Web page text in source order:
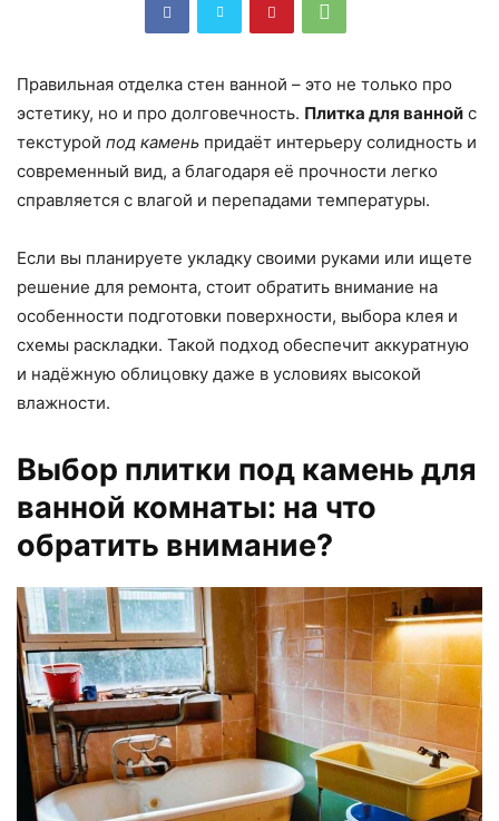
Правильная отделка стен ванной – это не только про
эстетику, но и про долговечность. Плитка для ванной с
текстурой под камень придаёт интерьеру солидность и
современный вид, а благодаря её прочности легко
справляется с влагой и перепадами температуры.
Если вы планируете укладку своими руками или ищете
решение для ремонта, стоит обратить внимание на
особенности подготовки поверхности, выбора клея и
схемы раскладки. Такой подход обеспечит аккуратную
и надёжную облицовку даже в условиях высокой
влажности.
Выбор плитки под камень для
ванной комнаты: на что
обратить внимание?